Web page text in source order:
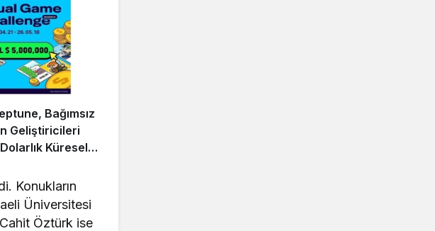
Bağımsız
Geliştiricileri
Küresel
Konukların
Üniversitesi
Öztürk ise